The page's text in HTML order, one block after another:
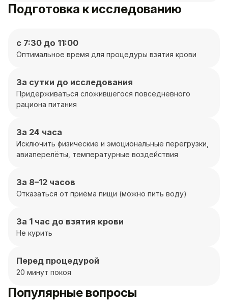
Подготовка к исследованию
с 7:30 до 11:00
Оптимальное время для процедуры взятия крови
За сутки до исследования
Придерживаться сложившегося повседневного
рациона питания
За 24 часа
Исключить физические и эмоциональные перегрузки,
авиаперелёты, температурные воздействия
За 8–12 часов
Отказаться от приёма пищи (можно пить воду)
За 1 час до взятия крови
Не курить
Перед процедурой
20 минут покоя
Популярные вопросы